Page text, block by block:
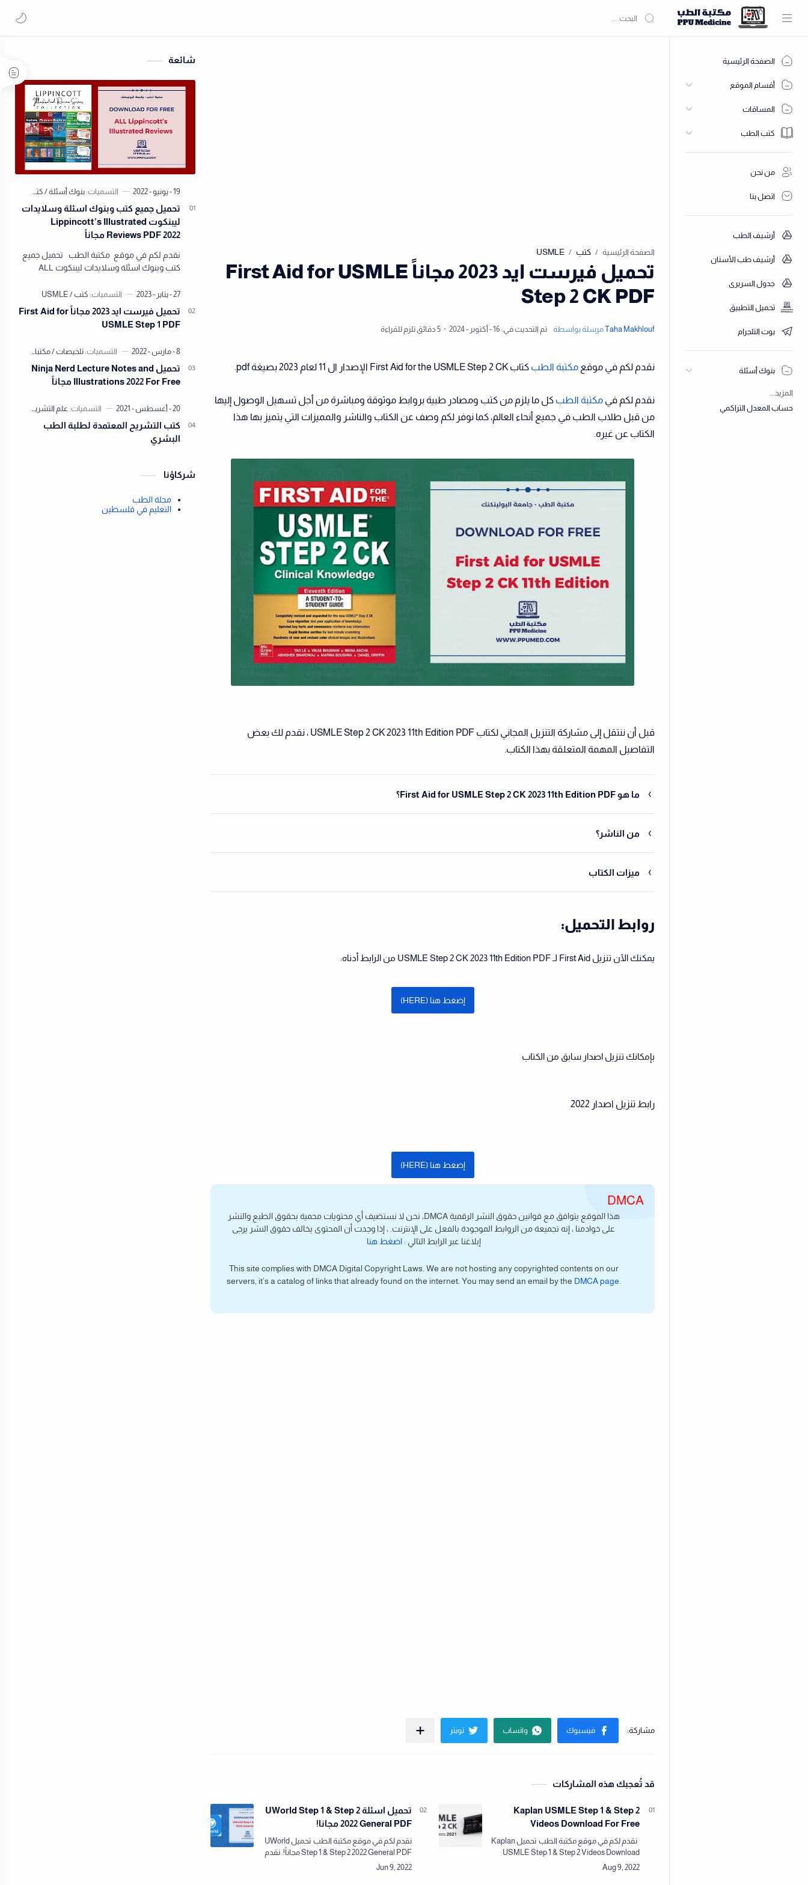
الصفحة الرئيسية
أقسام الموقع
المساقات
كتب الطب
من نحن
اتصل بنا
أرشيف الطب
أرشيف طب الأسنان
جدول السريري
تحميل التطبيق
بوت التلجرام
بنوك أسئلة
المزيد...
حساب المعدل التراكمي
الصفحة الرئيسية كتب USMLE
تحميل فيرست ايد 2023 مجاناً First Aid for USMLE
Step 2 CK PDF
5 دقائق تلزم للقراءة
نقدم لكم في موقع مكتبة الطب كتاب First Aid for the USMLE Step 2 CK الإصدار ال 11 لعام 2023 بصيغة pdf.
نقدم لكم في مكتبة الطب كل ما يلزم من كتب ومصادر طبية بروابط موثوقة ومباشرة من أجل تسهيل الوصول إليها
من قبل طلاب الطب في جميع أنحاء العالم، كما نوفر لكم وصف عن الكتاب والناشر والمميزات التي يتميز بها هذا
الكتاب عن غيره.
قبل أن ننتقل إلى مشاركة التنزيل المجاني لكتاب USMLE Step 2 CK 2023 11th Edition PDF ، نقدم لك بعض
التفاصيل المهمة المتعلقة بهذا الكتاب.
ما هو First Aid for USMLE Step 2 CK 2023 11th Edition PDF؟
من الناشر؟
ميزات الكتاب
روابط التحميل:
يمكنك الآن تنزيل First Aid لـ USMLE Step 2 CK 2023 11th Edition PDF من الرابط أدناه:
إضغط هنا (HERE)
بإمكانك تنزيل اصدار سابق من الكتاب
رابط تنزيل اصدار 2022
إضغط هنا (HERE)
هذا الموقع يتوافق مع قوانين حقوق النشر الرقمية DMCA، نحن لا نستضيف أي محتويات محمية بحقوق الطبع والنشر
على خوادمنا ، إنه تجميعة من الروابط الموجودة بالفعل على الإنترنت. ، إذا وجدت أن المحتوى يخالف حقوق النشر يرجى
إبلاغنا عبر الرابط التالي : اضغط هنا
This site complies with DMCA Digital Copyright Laws. We are not hosting any copyrighted contents on our
servers, it’s a catalog of links that already found on the internet. You may send an email by the DMCA page
قد تُعجبك هذه المشاركات
Kaplan USMLE Step 1 & Step 2
Videos Download For Free
نقدم لكم في موقع مكتبة الطب تحميل Kaplan
USMLE Step 1 & Step 2 Videos Download
For Free مجاناً!نقدم لكم في مكتبة الطب كل ما
يلزم من كتب وفيدوها…
تحميل اسئلة UWorld Step 1 & Step 2
2022 General PDF مجانا!
نقدم لكم في موقع مكتبة الطب تحميل UWorld
Step 1 & Step 2 2022 General PDF مجاناً!. نقدم
لكم في مكتبة الطب كل ما يلزم من كتب
شائعة
تحميل جميع كتب وبنوك اسئلة وسلايدات
ليبنكوت Lippincott’s Illustrated
Reviews PDF 2022 مجاناً
نقدم لكم في موقع مكتبة الطب تحميل جميع
كتب وبنوك اسئلة وسلايدات ليبنكوت ALL
مجاناً نقدم لكم في مكتبة ال…
تحميل فيرست ايد 2023 مجاناً First Aid for
USMLE Step 1 PDF
تحميل Ninja Nerd Lecture Notes and
Illustrations 2022 For Free مجاناً
كتب التشريح المعتمدة لطلبة الطب
البشري
شركاؤنا
مجلة الطب
التعليم في فلسطين